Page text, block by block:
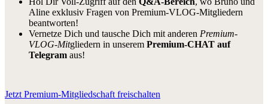
Aline exklusiv Fragen von Premium-VLOG-Mitgliedern
beantworten!
Vernetze Dich und tausche Dich mit anderen Premium-
VLOG-Mitgliedern in unserem Premium-CHAT auf
Telegram aus!
Jetzt Premium-Mitgliedschaft freischalten